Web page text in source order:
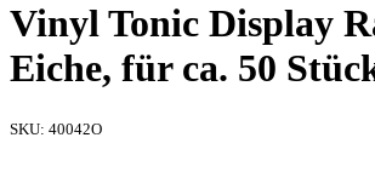
Vinyl Tonic Display
Eiche, für ca. 50
SKU: 40042O